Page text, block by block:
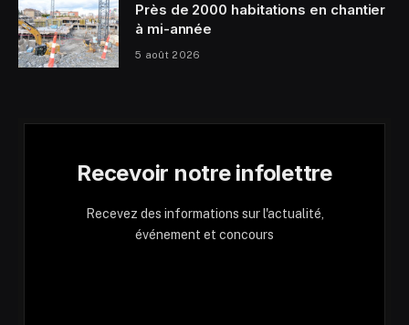
Près de 2000 habitations en chantier
à mi-année
5 août 2026
Recevoir notre infolettre
Recevez des informations sur l'actualité,
événement et concours